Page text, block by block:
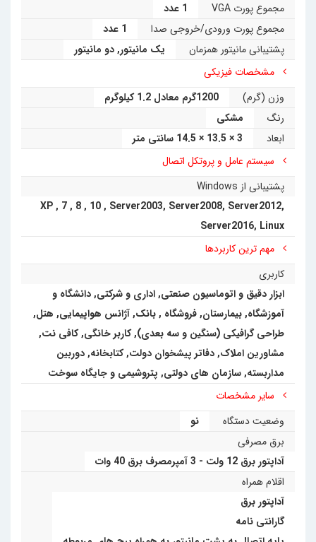
مجموع پورت VGA
1 عدد
مجموع پورت ورودی/خروجی صدا
1 عدد
پشتیبانی مانیتور همزمان
یک مانیتور,دو مانیتور
مشخصات فیزیکی
وزن (گرم)
1200گرم معادل 1.2 کیلوگرم
رنگ
مشکی
ابعاد
3 × 13.5 × 14.5 سانتی متر
سیستم عامل و پروتکل اتصال
پشتیبانی از Windows
XP, 7, 8, 10, Server2003, Server2008, Server2012,
Server2016, Linux
مهم ترین کاربردها
کاربری
ابزار دقیق و اتوماسیون صنعتی,اداری و شرکتی,دانشگاه و
آموزشگاه,بیمارستان,فروشگاه ,بانک,آژانس هواپیمایی, هتل,
طراحی گرافیکی (سنگین و سه بعدی),کاربر خانگی,کافی نت,
مشاورین املاک, دفاتر پیشخوان دولت, کتابخانه,دوربین
مداربسته,سازمان های دولتی, پتروشیمی و جایگاه سوخت
سایر مشخصات
وضعیت دستگاه
نو
برق مصرفی
آداپتور برق 12 ولت - 3 آمپرمصرف برق 40 وات
اقلام همراه
آداپتور برق
گارانتی نامه